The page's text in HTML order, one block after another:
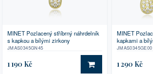
MINET Pozlacený stříbrný náhrdelník
s kapkou a bílými zirkony
JMAS0345GN45
1 190 Kč DO KOŠÍKU
MINET
kapkami a
JMAS0345GE00
1 290 Kč